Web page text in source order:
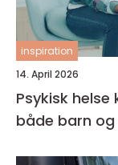
inspiration
14. April 2026
Psykisk helse kurs kunnskap
både barn og